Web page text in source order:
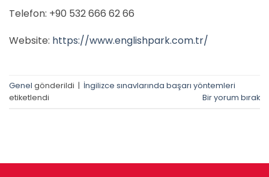
Telefon: ‪+90 532 666 62 66
Website: https://www.englishpark.com.tr/
Genel gönderildi | İngilizce sınavlarında başarı yöntemleri
etiketlendi
Bir yorum bırak